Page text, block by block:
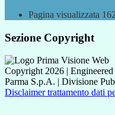
Pagina visualizzata 162
Sezione Copyright
Copyright 2026 |
Parma S.p.A. | Divisione
Disclaimer trattamento dati